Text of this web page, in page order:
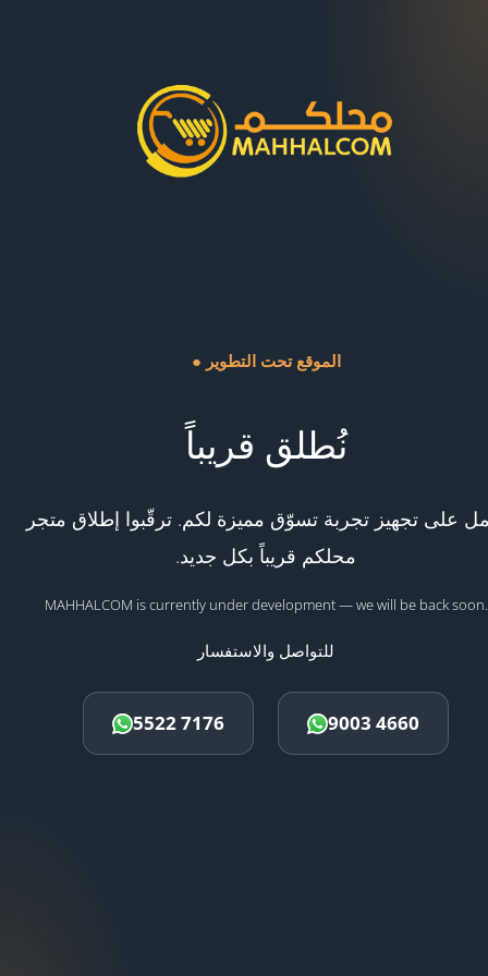
● الموقع تحت التطوير
نُطلق قريباً
على تجهيز تجربة تسوّق مميزة لكم. ترقّبوا إطلاق متجر
محلكم قريباً بكل جديد.
MAHHALCOM is currently under development — we will be back soon.
للتواصل والاستفسار
5522 7176 9003 4660